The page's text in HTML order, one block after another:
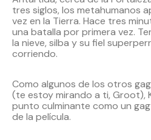
tres siglos, los metahumanos
vez en la Tierra. Hace tres
una batalla por primera vez.
la nieve, silba y su fiel
corriendo.
Como algunos de los otros
(te estoy mirando a ti, Groot),
punto culminante como un
de la película.